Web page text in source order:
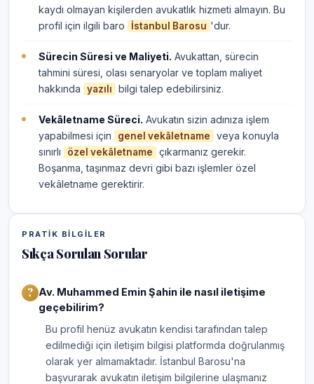
kaydı olmayan kişilerden avukatlık hizmeti almayın. Bu
profil için ilgili baro
İstanbul Barosu 'dur.
Sürecin Süresi ve Maliyeti. Avukattan, sürecin
tahmini süresi, olası senaryolar ve toplam maliyet
hakkında
yazılı bilgi talep edebilirsiniz.
Vekâletname Süreci. Avukatın sizin adınıza işlem
yapabilmesi için
genel vekâletname
veya konuyla
sınırlı
özel vekâletname
çıkarmanız gerekir.
Boşanma, taşınmaz devri gibi bazı işlemler özel
vekâletname gerektirir.
PRATIK BILGILER
Sıkça Sorulan Sorular
Av. Muhammed Emin Şahin ile nasıl iletişime
geçebilirim?
Bu profil henüz avukatın kendisi tarafından talep
edilmediği için iletişim bilgisi platformda doğrulanmış
olarak yer almamaktadır. İstanbul Barosu'na
başvurarak avukatın iletişim bilgilerine ulaşmanız